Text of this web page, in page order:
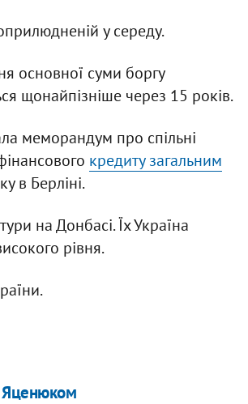
у середу.
основної суми боргу
щонайпізніше через 15 років.
меморандум про спільні
кредиту загальним
в Берліні.
на Донбасі. Їх Україна
рівня.
Яценюком